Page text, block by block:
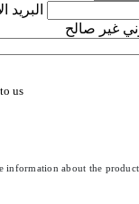
غير صالح
us.
information about the